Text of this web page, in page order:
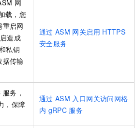
网
载，您
启网
造成
私钥
据传输
通过 ASM 网关启用 HTTPS
安全服务
服务，
，保障
通过 ASM 入口网关访问网格
内 gRPC 服务